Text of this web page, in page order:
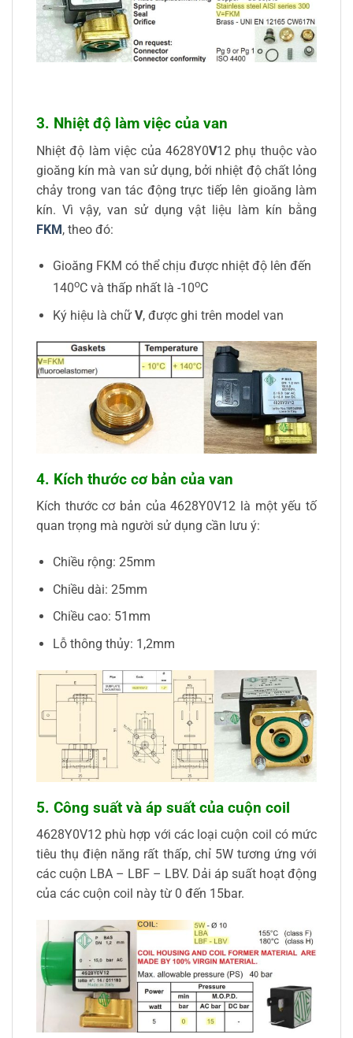
3. Nhiệt độ làm việc của van
Nhiệt độ làm việc của 4628Y0V12 phụ thuộc vào
gioăng kín mà van sử dụng, bởi nhiệt độ chất lỏng
chảy trong van tác động trực tiếp lên gioăng làm
kín. Vì vậy, van sử dụng vật liệu làm kín bằng
FKM, theo đó:
Gioăng FKM có thể chịu được nhiệt độ lên đến
140oC và thấp nhất là -10oC
Ký hiệu là chữ V, được ghi trên model van
4. Kích thước cơ bản của van
Kích thước cơ bản của 4628Y0V12 là một yếu tố
quan trọng mà người sử dụng cần lưu ý:
Chiều rộng: 25mm
Chiều dài: 25mm
Chiều cao: 51mm
Lỗ thông thủy: 1,2mm
5. Công suất và áp suất của cuộn coil
4628Y0V12 phù hợp với các loại cuộn coil có mức
tiêu thụ điện năng rất thấp, chỉ 5W tương ứng với
các cuộn LBA – LBF – LBV. Dải áp suất hoạt động
của các cuộn coil này từ 0 đến 15bar.